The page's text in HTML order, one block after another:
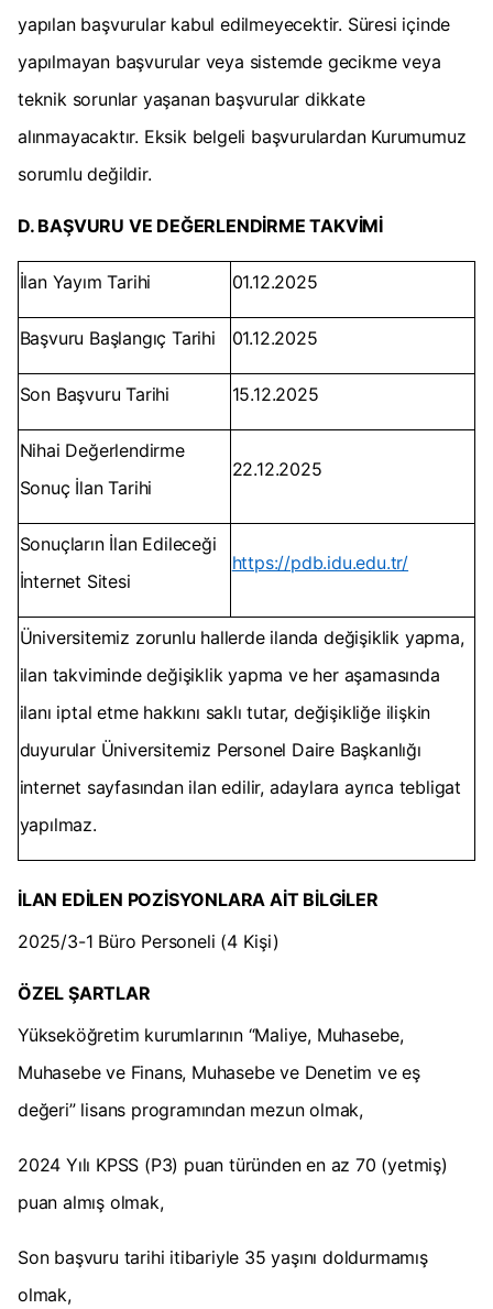
yapılan başvurular kabul edilmeyecektir. Süresi içinde
yapılmayan başvurular veya sistemde gecikme veya
teknik sorunlar yaşanan başvurular dikkate
alınmayacaktır. Eksik belgeli başvurulardan Kurumumuz
sorumlu değildir.
D. BAŞVURU VE DEĞERLENDİRME TAKVİMİ
İlan Yayım Tarihi 01.12.2025
Başvuru Başlangıç Tarihi 01.12.2025
Son Başvuru Tarihi 15.12.2025
Nihai Değerlendirme
Sonuç İlan Tarihi
22.12.2025
Sonuçların İlan Edileceği
İnternet Sitesi
https://pdb.idu.edu.tr/
Üniversitemiz zorunlu hallerde ilanda değişiklik yapma,
ilan takviminde değişiklik yapma ve her aşamasında
ilanı iptal etme hakkını saklı tutar, değişikliğe ilişkin
duyurular Üniversitemiz Personel Daire Başkanlığı
internet sayfasından ilan edilir, adaylara ayrıca tebligat
yapılmaz.
İLAN EDİLEN POZİSYONLARA AİT BİLGİLER
2025/3-1 Büro Personeli (4 Kişi)
ÖZEL ŞARTLAR
Yükseköğretim kurumlarının “Maliye, Muhasebe,
Muhasebe ve Finans, Muhasebe ve Denetim ve eş
değeri” lisans programından mezun olmak,
2024 Yılı KPSS (P3) puan türünden en az 70 (yetmiş)
puan almış olmak,
Son başvuru tarihi itibariyle 35 yaşını doldurmamış
olmak,